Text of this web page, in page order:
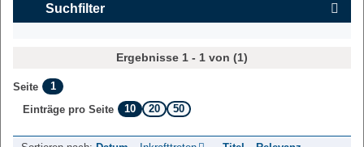
Suchfilter
Ergebnisse 1 - 1 von (1)
Seite
1
Einträge pro Seite
10 20 50